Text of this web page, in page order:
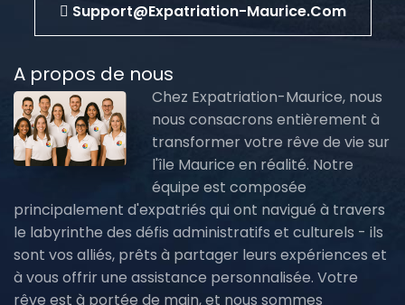
Support@expatriation-Maurice.com
A propos de nous
Chez Expatriation-Maurice, nous
nous consacrons entièrement à
transformer votre rêve de vie sur
l'île Maurice en réalité. Notre
équipe est composée
principalement d'expatriés qui ont navigué à travers
le labyrinthe des défis administratifs et culturels - ils
sont vos alliés, prêts à partager leurs expériences et
à vous offrir une assistance personnalisée. Votre
rêve est à portée de main, et nous sommes